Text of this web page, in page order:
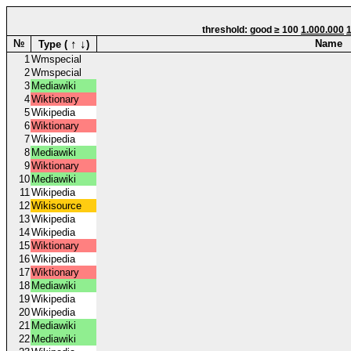
threshold: good ≥ 100 1.000.000
№ Type ( ↑ ↓)
Name
1Wmspecial
2Wmspecial
3 Mediawiki
4Wiktionary
5Wikipedia
6Wiktionary
7Wikipedia
8 Mediawiki
9Wiktionary
10 Mediawiki
11Wikipedia
12Wikisource
13Wikipedia
14Wikipedia
15Wiktionary
16Wikipedia
17Wiktionary
18 Mediawiki
19Wikipedia
20Wikipedia
21 Mediawiki
22 Mediawiki